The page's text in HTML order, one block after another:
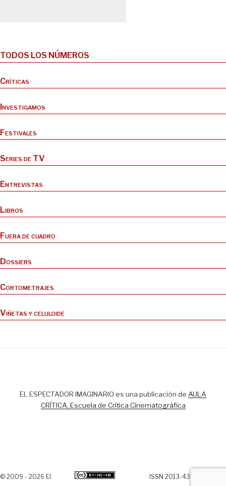
TODOS LOS NÚMEROS
Críticas
Investigamos
Festivales
Series de TV
Entrevistas
Libros
Fuera de cuadro
Dossiers
Cortometrajes
Viñetas y celuloide
EL ESPECTADOR IMAGINARIO es una publicación de AULA
CRÍTICA, Escuela de Crítica Cinematográfica
© 2009 - 2026 El
ISSN 2013-438X